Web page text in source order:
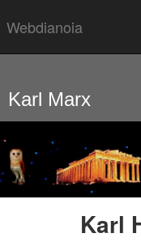
enlaces
Webdianoia
Karl Marx
Karl